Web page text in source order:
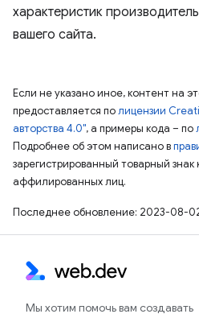
характеристик
вашего сайта.
Если не указано иное, контент на
предоставляется полицензии
авторства 4.0", а примеры кода – по
Подробнее об этом написано в
зарегистрированный товарный
аффилированных лиц.
Последнее обновление: 2023-08-
Мы хотим помочь вам создавать